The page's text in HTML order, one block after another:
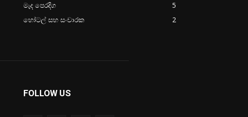
මැද පෙරදිග
5
හෝටල් සහ සංචාරක
2
FOLLOW US